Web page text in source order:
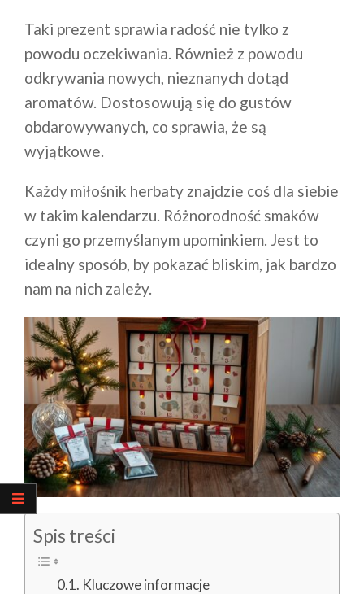
Taki prezent sprawia radość nie tylko z
powodu oczekiwania. Również z powodu
odkrywania nowych, nieznanych dotąd
aromatów. Dostosowują się do gustów
obdarowywanych, co sprawia, że są
wyjątkowe.
Każdy miłośnik herbaty znajdzie coś dla siebie
w takim kalendarzu. Różnorodność smaków
czyni go przemyślanym upominkiem. Jest to
idealny sposób, by pokazać bliskim, jak bardzo
nam na nich zależy.
Spis treści
Kluczowe informacje